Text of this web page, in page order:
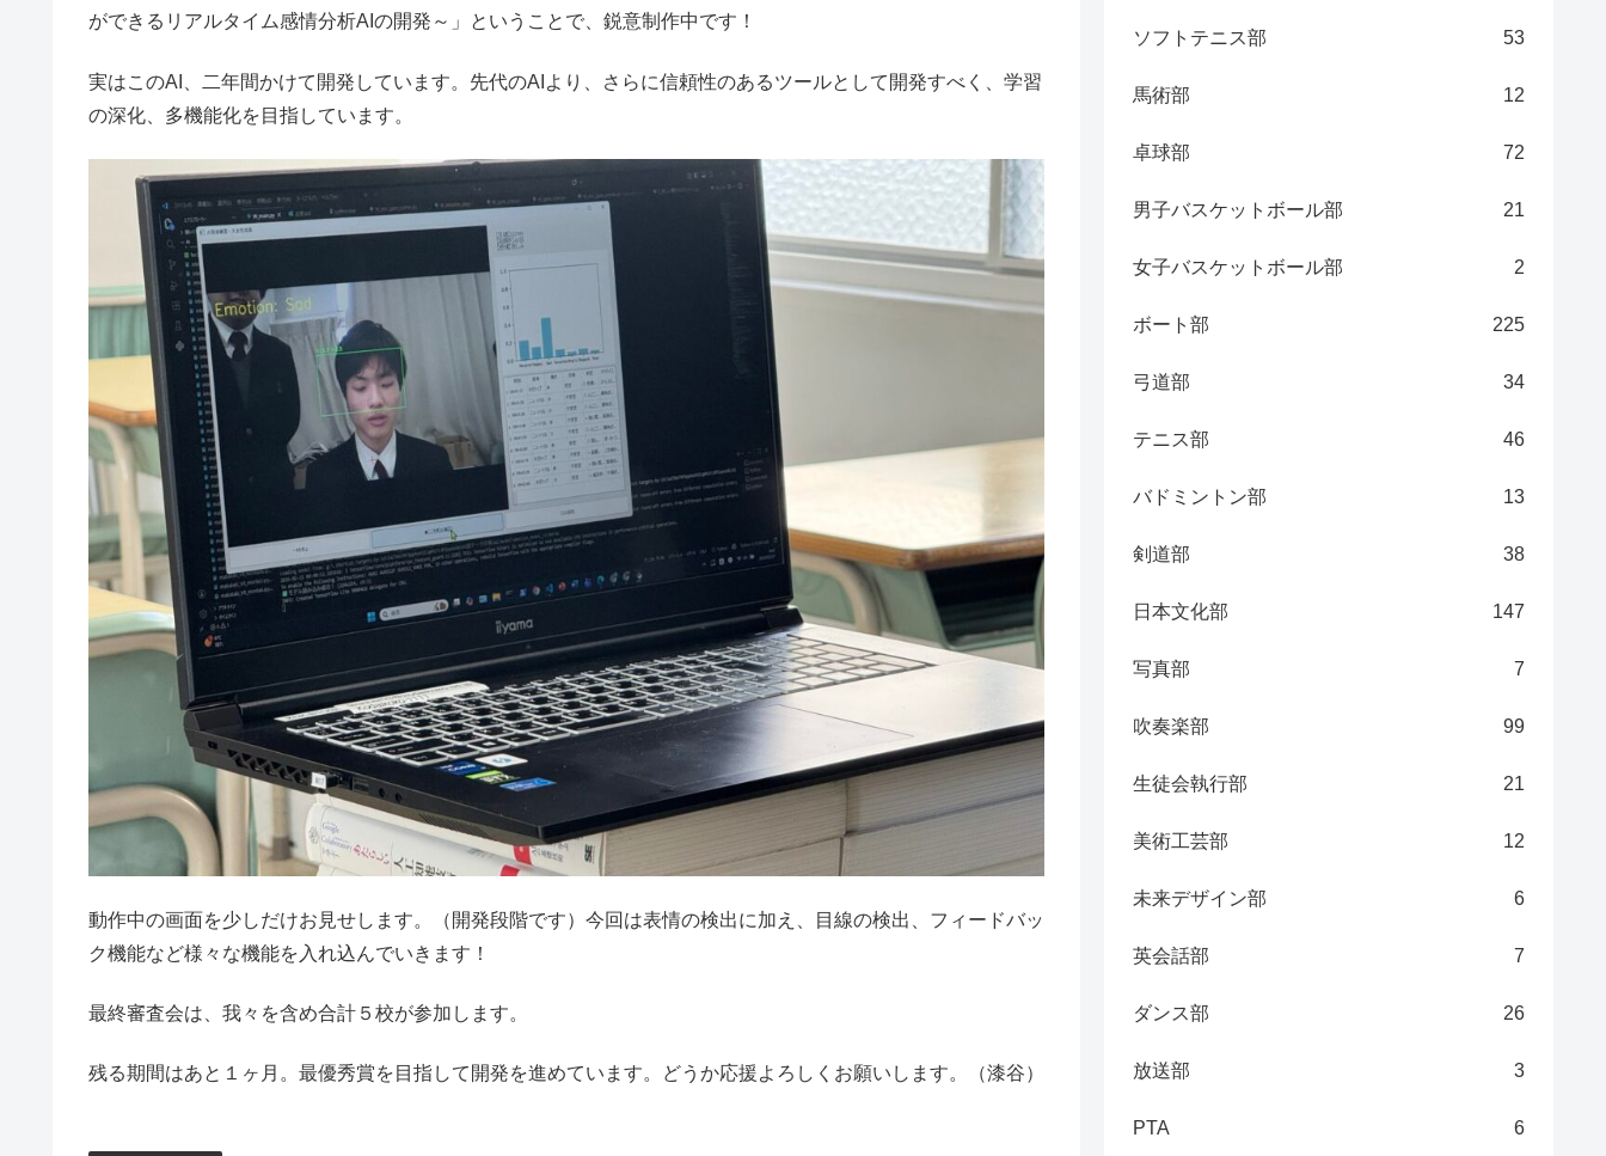
ができるリアルタイム感情分析AIの開発～」ということで、鋭意制作中です！
実はこのAI、二年間かけて開発しています。先代のAIより、さらに信頼性のあるツールとして開発すべく、学習
の深化、多機能化を目指しています。
動作中の画面を少しだけお見せします。（開発段階です）今回は表情の検出に加え、目線の検出、フィードバッ
ク機能など様々な機能を入れ込んでいきます！
最終審査会は、我々を含め合計５校が参加します。
残る期間はあと１ヶ月。最優秀賞を目指して開発を進めています。どうか応援よろしくお願いします。（漆谷）
ソフトテニス部 53
馬術部 12
卓球部 72
男子バスケットボール部 21
女子バスケットボール部 2
ボート部 225
弓道部 34
テニス部 46
バドミントン部 13
剣道部 38
日本文化部 147
写真部 7
吹奏楽部 99
生徒会執行部 21
美術工芸部 12
未来デザイン部 6
英会話部 7
ダンス部 26
放送部 3
PTA 6